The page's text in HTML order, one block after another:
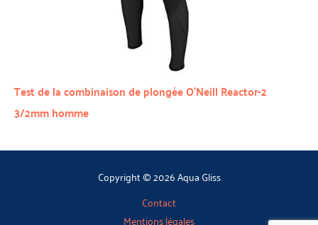
Test de la combinaison de plongée O’Neill Reactor-2
3/2mm homme
Copyright © 2026 Aqua Gliss
Contact
Mentions légales